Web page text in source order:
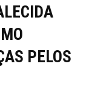
PELOS